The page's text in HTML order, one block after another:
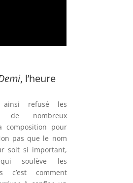
, l’heure
refusé les
de nombreux
composition pour
pas que le nom
soit si important,
soulève les
c’est comment